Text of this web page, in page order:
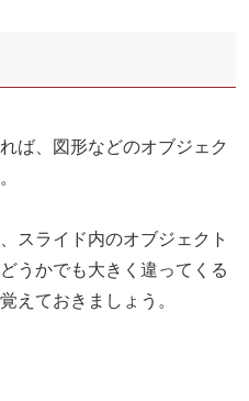
ば、図形などのオブジェク
スライド内のオブジェクト
うかでも大きく違ってくる
えておきましょう。